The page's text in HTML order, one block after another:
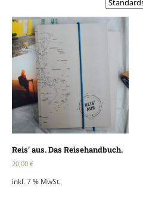
Reis’ aus. Das Reisehandbuch.
20,00 €
inkl. 7 % MwSt.